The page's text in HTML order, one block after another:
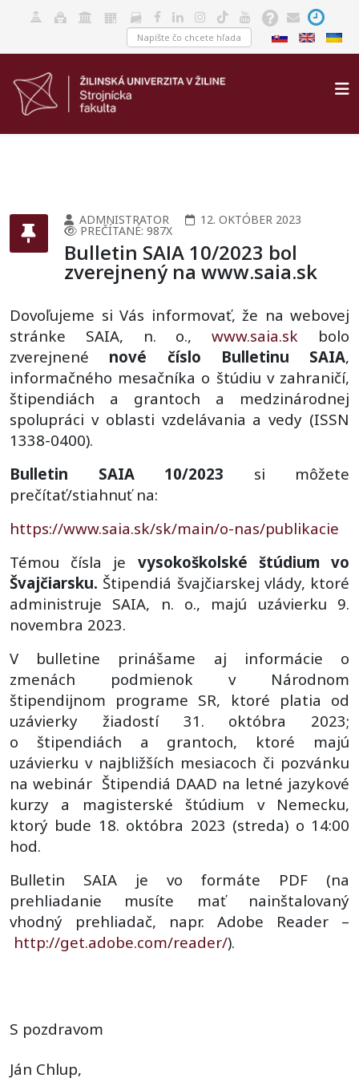
ADMNISTRATOR 12. OKTÓBER 2023
PREČÍTANÉ: 987X
Bulletin SAIA 10/2023 bol
zverejnený na www.saia.sk
Dovoľujeme si Vás informovať, že na webovej
stránke SAIA, n. o.,www.saia.sk bolo
zverejnené nové číslo Bulletinu SAIA,
informačného mesačníka o štúdiu v zahraničí,
štipendiách a grantoch a medzinárodnej
spolupráci v oblasti vzdelávania a vedy (ISSN
1338-0400).
Bulletin SAIA 10/2023 si môžete
prečítať/stiahnuť na:
https://www.saia.sk/sk/main/o-nas/publikacie
Témou čísla je vysokoškolské štúdium vo
Švajčiarsku. Štipendiá švajčiarskej vlády, ktoré
administruje SAIA, n. o., majú uzávierku 9.
novembra 2023.
V bulletine prinášame aj informácie o
zmenách podmienok v Národnom
štipendijnom programe SR, ktoré platia od
uzávierky žiadostí 31. októbra 2023;
o štipendiách a grantoch, ktoré majú
uzávierku v najbližších mesiacoch či pozvánku
na webinár Štipendiá DAAD na letné jazykové
kurzy a magisterské štúdium v Nemecku,
ktorý bude 18. októbra 2023 (streda) o 14:00
hod.
Bulletin SAIA je vo formáte PDF (na
prehliadanie musíte mať nainštalovaný
vhodný prehliadač, napr. Adobe Reader –
http://get.adobe.com/reader/).
S pozdravom
Ján Chlup,